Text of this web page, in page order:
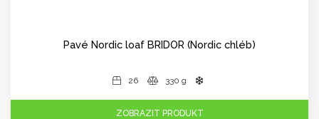
Pavé Nordic loaf BRIDOR (Nordic chléb)
26 330 g
ZOBRAZIT PRODUKT